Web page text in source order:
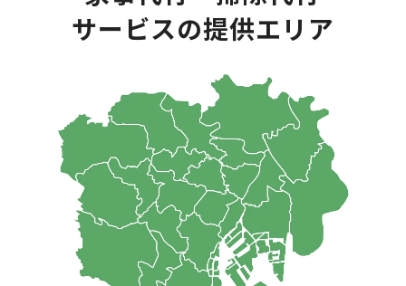
サービスの提供エリア